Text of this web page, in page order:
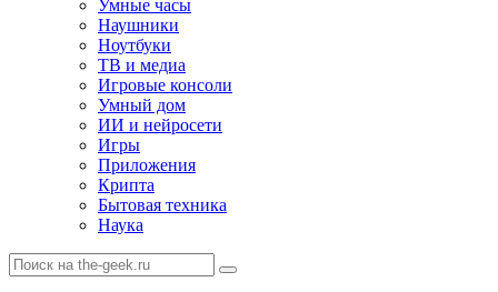
Умные часы
Наушники
Ноутбуки
ТВ и медиа
Игровые консоли
Умный дом
ИИ и нейросети
Игры
Приложения
Крипта
Бытовая техника
Наука